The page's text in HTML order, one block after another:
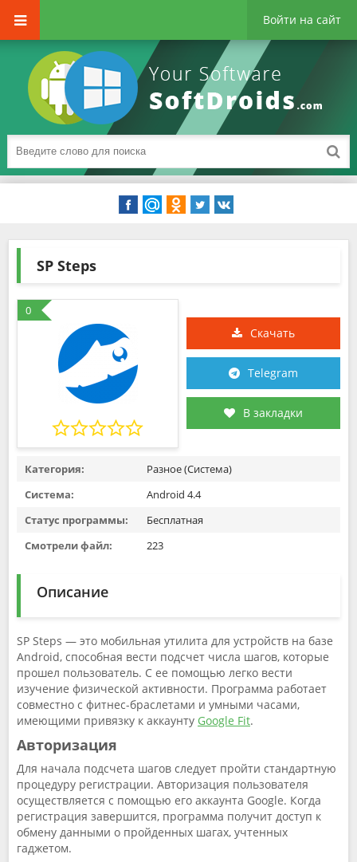
Войти на сайт
SP Steps
0
Скачать
Telegram
В закладки
Категория:
Разное (Система)
Система:
Android 4.4
Статус программы:
Бесплатная
Смотрели файл:
223
Описание
SP Steps — это мобильная утилита для устройств на базе
Android, способная вести подсчет числа шагов, которые
прошел пользователь. С ее помощью легко вести
изучение физической активности. Программа работает
совместно с фитнес-браслетами и умными часами,
имеющими привязку к аккаунту Google Fit.
Авторизация
Для начала подсчета шагов следует пройти стандартную
процедуру регистрации. Авторизация пользователя
осуществляется с помощью его аккаунта Google. Когда
регистрация завершится, программа получит доступ к
обмену данными о пройденных шагах, учтенных
гаджетом.